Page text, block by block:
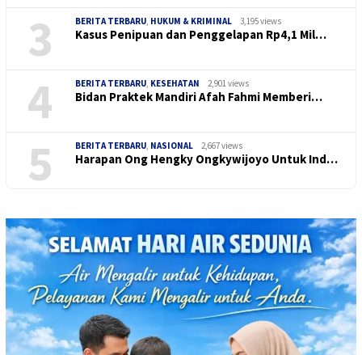
3
BERITA TERBARU HUKUM & KRIMINAL 3,195 views
Kasus Penipuan dan Penggelapan Rp4,1 Mil…
4 BERITA TERBARU KESEHATAN 2,901 views
Bidan Praktek Mandiri Afah Fahmi Memberi…
5 BERITA TERBARU NASIONAL 2,667 views
Harapan Ong Hengky Ongkywijoyo Untuk Ind…